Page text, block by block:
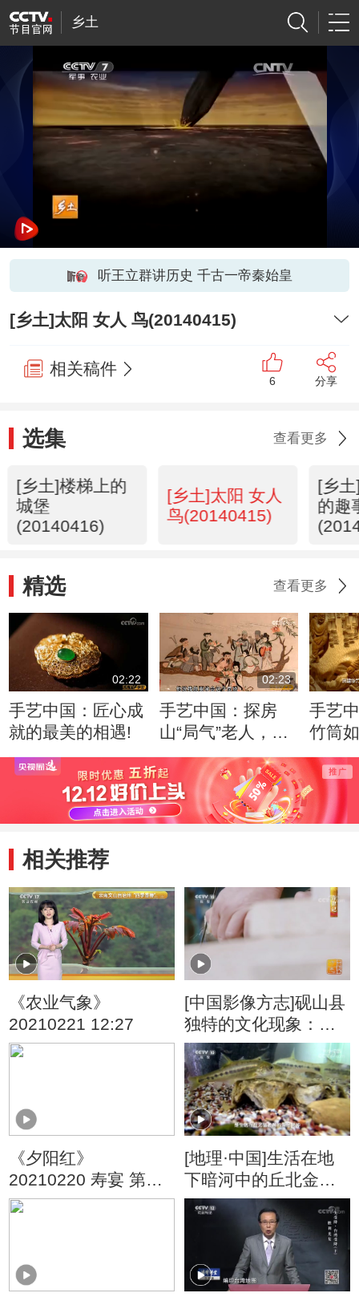
乡土
听王立群讲历史 千古一帝秦始皇
[乡土]太阳 女人 鸟(20140415)
相关稿件
6 分享
选集 查看更多
[乡土]楼梯上的
城堡
(20140416)
[乡土]太阳 女人
鸟(20140415)
[乡
的趣
精选 查看更多
02:22
手艺中国：匠心成
就的最美的相遇!
02:23
手艺中国：探房
山“局气”老人，如
何绣出皇家风范！
手艺
竹筒
入驻
相关推荐
《农业气象》
20210221 12:27
[中国影像方志]砚山县
独特的文化现象：彝
家乐器壮家造
《夕阳红》
20210220 寿宴 第九
集 南国有神草
[地理·中国]生活在地
下暗河中的丘北金线
鲃